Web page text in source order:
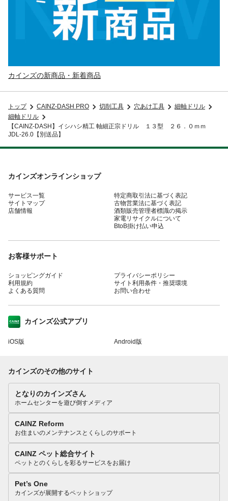
カインズの新商品・新着商品
トップ CAINZ-DASH PRO 切削工具 穴あけ工具
細軸ドリル
細軸ドリル
【CAINZ-DASH】イシハシ精工 軸細正宗ドリル １３型 ２６．０ｍｍ
JDL-26.0【別送品】
カインズオンラインショップ
サービス一覧
サイトマップ
店舗情報
特定商取引法に基づく表記
古物営業法に基づく表記
酒類販売管理者標識の掲示
家電リサイクルについて
BtoB掛け払い申込
お客様サポート
ショッピングガイド
利用規約
よくある質問
プライバシーポリシー
サイト利用条件・推奨環境
お問い合わせ
カインズ公式アプリ
iOS版 Android版
カインズのその他のサイト
となりのカインズさん
ホームセンターを遊び倒すメディア
CAINZ Reform
お住まいのメンテナンスとくらしのサポート
CAINZ ペット総合サイト
ペットとのくらしを彩るサービスをお届け
Pet’s One
カインズが展開するペットショップ